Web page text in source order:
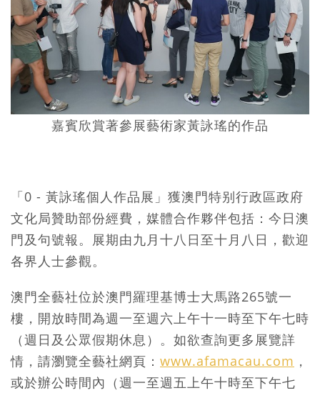
嘉賓欣賞著參展藝術家黃詠瑤的作品
「0 - 黃詠瑤個人作品展」獲澳門特别行政區政府
文化局贊助部份經費，媒體合作夥伴包括：今日澳
門及句號報。展期由九月十八日至十月八日，歡迎
各界人士參觀。
澳門全藝社位於澳門羅理基博士大馬路265號一
樓，開放時間為週一至週六上午十一時至下午七時
（週日及公眾假期休息）。如欲查詢更多展覽詳
情，請瀏覽全藝社網頁： www.afamacau.com ，
或於辦公時間內（週一至週五上午十時至下午七